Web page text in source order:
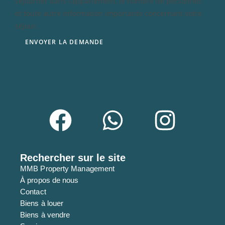
et toute autre information importante concernant votre
séjour.
ENVOYER LA DEMANDE
Rechercher sur le site
MMB Property Management
À propos de nous
Contact
Biens à louer
Biens à vendre